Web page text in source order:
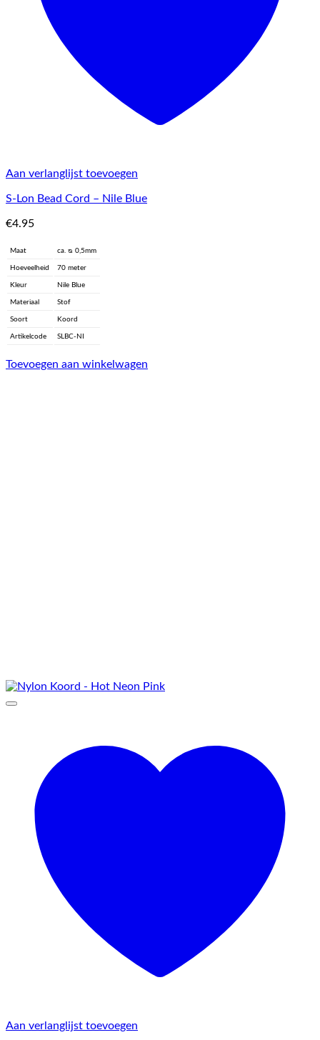
Aan verlanglijst toevoegen
S-Lon Bead Cord – Nile Blue
€4.95
Maat ca. ᴓ 0,5mm
Hoeveelheid 70 meter
Kleur Nile Blue
Materiaal Stof
Soort Koord
Artikelcode SLBC-NI
Toevoegen aan winkelwagen
Aan verlanglijst toevoegen